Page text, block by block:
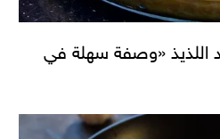
اللذيذ «وصفة سهلة في